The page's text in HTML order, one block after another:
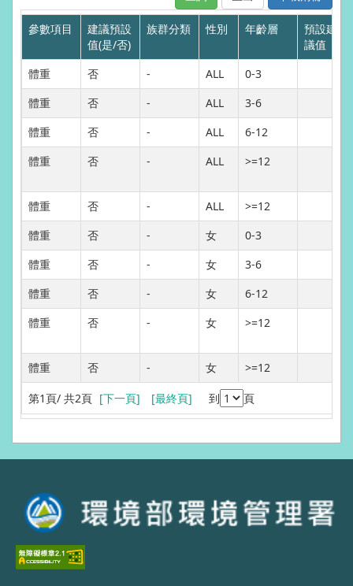
參數項目
建議預設
值(是/否)
族群分類 性別 年齡層
預設建
議值
體重 否 - ALL 0-3
體重
否 - ALL 3-6
體重
否 - ALL 6-12
體重
否 - ALL >=12
體重 否 - ALL >=12
體重
否 - 女 0-3
體重
否 - 女 3-6
體重
否 - 女 6-12
體重
否 - 女 >=12
體重 否 - 女 >=12
第1頁/ 共2頁 [下一頁] [最終頁] 到 頁